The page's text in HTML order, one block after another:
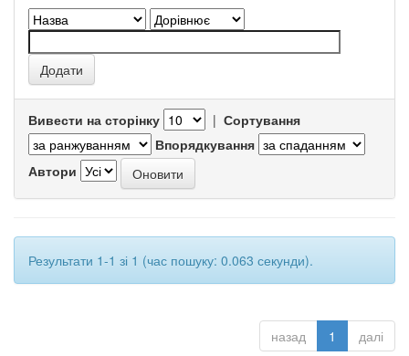
Вивести на сторінку | Сортування
Впорядкування
Автори
Результати 1-1 зі 1 (час пошуку: 0.063 секунди).
назад 1 далі